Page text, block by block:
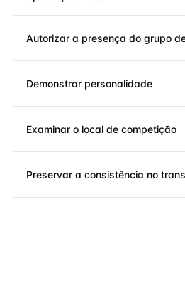
Autorizar a presença do grupo
Demonstrar personalidade
Examinar o local de competição
Preservar a consistência no